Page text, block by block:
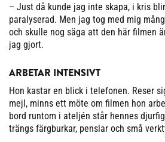
– Just då kunde jag inte skapa, i kris
paralyserad. Men jag tog med mig
och skulle nog säga att den här filmen
jag gjort.
ARBETAR INTENSIVT
Hon kastar en blick i telefonen. Reser
mejl, minns ett möte om filmen hon
bord runtom i ateljén står hennes
trängs färgburkar, penslar och små